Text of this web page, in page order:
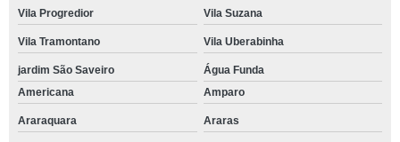
Vila Progredior Vila Suzana
Vila Tramontano Vila Uberabinha
jardim São Saveiro
Água Funda
Americana
Amparo
Araraquara Araras